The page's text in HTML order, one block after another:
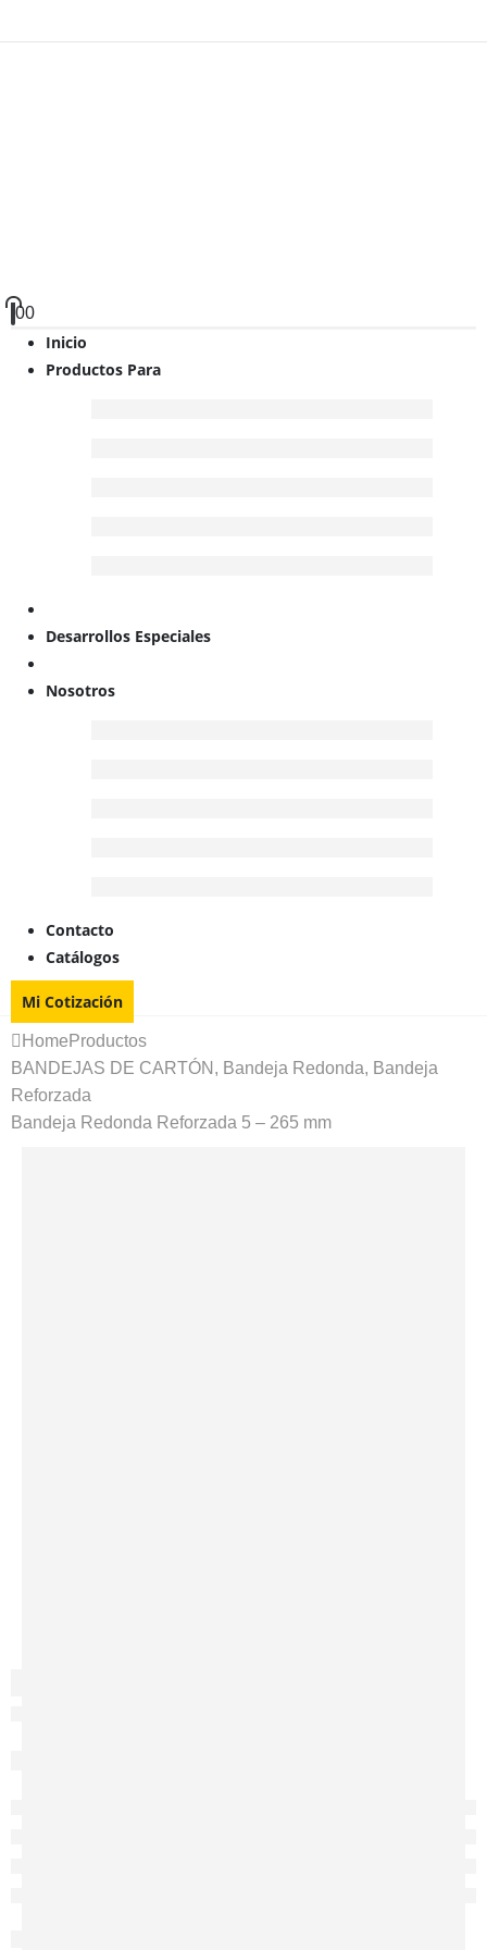
00
Inicio
Productos Para
Desarrollos Especiales
Nosotros
Contacto
Catálogos
Mi Cotización
Home Productos
BANDEJAS DE CARTÓN , Bandeja Redonda, Bandeja
Reforzada
Bandeja Redonda Reforzada 5 – 265 mm